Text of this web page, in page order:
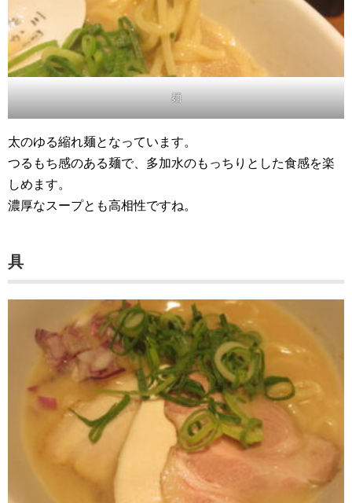
麺
太のゆる縮れ麺となっています。
つるもち感のある麺で、多加水のもっちりとした食感を楽
しめます。
濃厚なスープとも高相性ですね。
具